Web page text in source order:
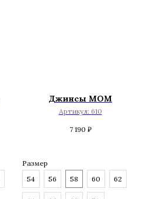
Джинсы MOM
Артикул: 610
7 190 ₽
Размер
54
56 58 60 62